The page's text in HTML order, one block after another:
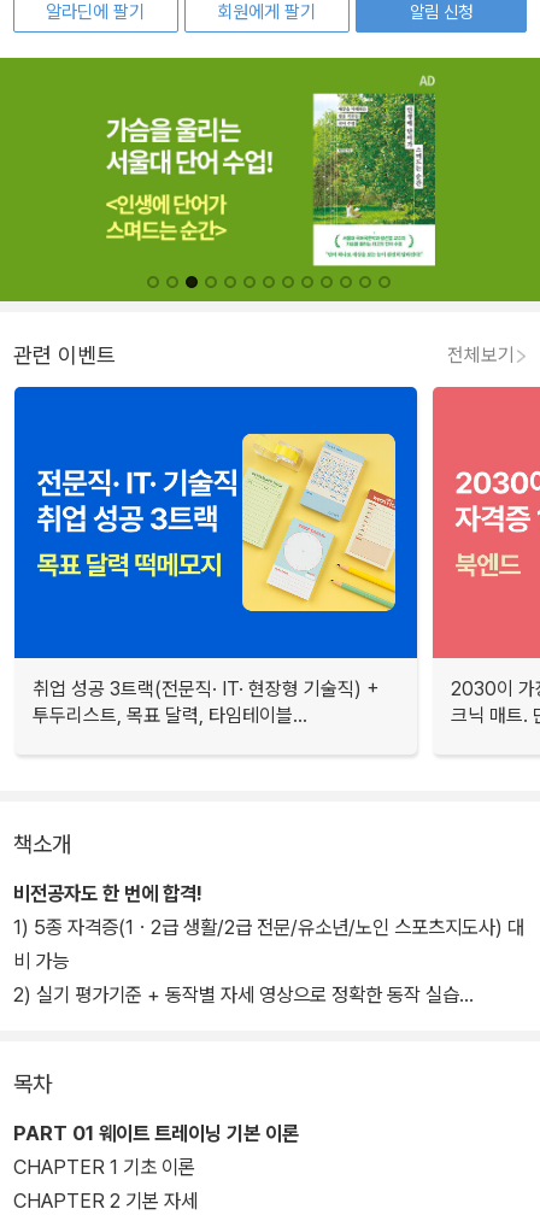
알라딘에 팔기
회원에게 팔기
알림 신청
관련 이벤트 전체보기
취업 성공 3트랙(전문직· IT· 현장형 기술직) +
투두리스트, 목표 달력, 타임테이블...
2030이 가
크닉 매트.
책소개
비전공자도 한 번에 합격!
1) 5종 자격증(1ㆍ2급 생활/2급 전문/유소년/노인 스포츠지도사) 대
비 가능
2) 실기 평가기준 + 동작별 자세 영상으로 정확한 동작 실습
[특별 혜택 : 비전공자 한 번에 합격팩]
1) 실기 동작별 자세 영상
*교재 내 QR코드 스캔
목차
PART 01 웨이트 트레이닝 기본 이론
CHAPTER 1 기초 이론
CHAPTER 2 기본 자세